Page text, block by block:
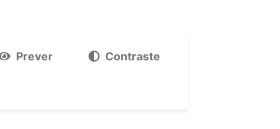
Prever Contraste